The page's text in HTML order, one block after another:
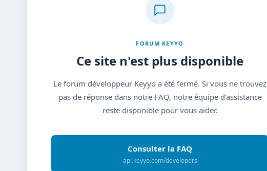
FORUM KEYYO
Ce site n'est plus disponible
Le forum développeur Keyyo a été fermé. Si vous ne trouvez
pas de réponse dans notre FAQ, notre équipe d'assistance
reste disponible pour vous aider.
Consulter la FAQ
api.keyyo.com/developers